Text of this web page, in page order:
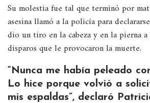
Su molestia fue tal que terminó por
asesina llamó a la policía para
dio un tiro en la cabeza y en la pierna a
disparos que le provocaron la muerte.
“Nunca me había peleado
Lo hice porque volvió a
mis espaldas”, declaró